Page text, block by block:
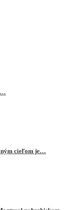
cieľom je…